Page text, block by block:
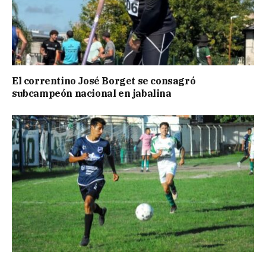
El correntino José Borget se consagró
subcampeón nacional en jabalina